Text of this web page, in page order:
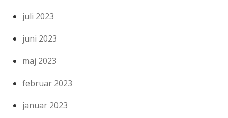
juli 2023
juni 2023
maj 2023
februar 2023
januar 2023